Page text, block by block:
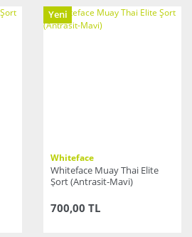
Yeni
Whiteface
Whiteface Muay Thai Elite
Şort (Antrasit-Mavi)
700,00 TL